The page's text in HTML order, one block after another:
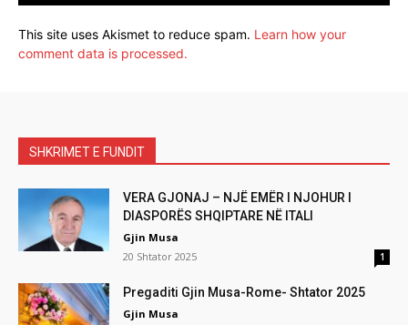
This site uses Akismet to reduce spam. Learn how your
comment data is processed.
SHKRIMET E FUNDIT
VERA GJONAJ – NJË EMËR I NJOHUR I
DIASPORËS SHQIPTARE NË ITALI
Gjin Musa
20 Shtator 2025
1
Pregaditi Gjin Musa-Rome- Shtator 2025
Gjin Musa